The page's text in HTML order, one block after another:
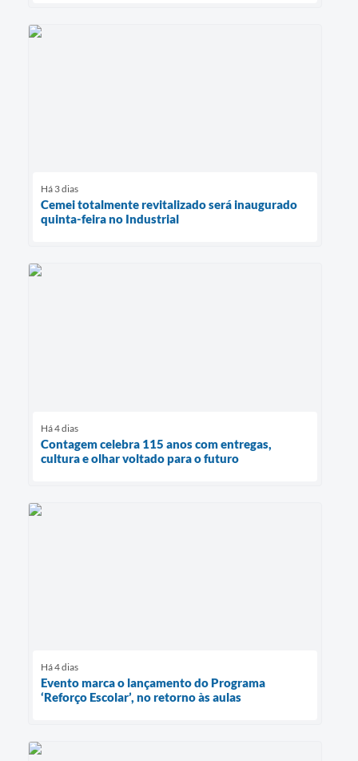
Há 3 dias
Cemei totalmente revitalizado será inaugurado
quinta-feira no Industrial
Há 4 dias
Contagem celebra 115 anos com entregas,
cultura e olhar voltado para o futuro
Há 4 dias
Evento marca o lançamento do Programa
‘Reforço Escolar’, no retorno às aulas